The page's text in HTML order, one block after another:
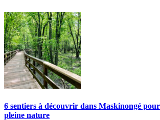
6 sentiers à découvrir dans Maskinongé
pleine nature